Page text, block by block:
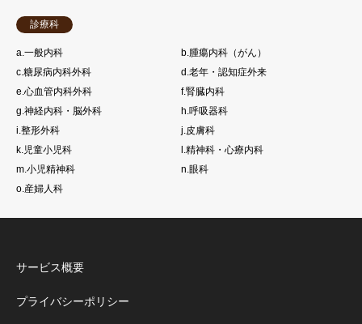
診療科
a.一般内科
b.腫瘍内科（がん）
c.糖尿病内科外科
d.老年・認知症外来
e.心血管内科外科
f.腎臓内科
g.神経内科・脳外科
h.呼吸器科
i.整形外科
j.皮膚科
k.児童小児科
l.精神科・心療内科
m.小児精神科
n.眼科
o.産婦人科
サービス概要
プライバシーポリシー